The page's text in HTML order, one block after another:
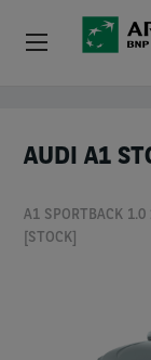
AUDI A1
A1 SPORTBACK
[STOCK]
PME &
Corporate